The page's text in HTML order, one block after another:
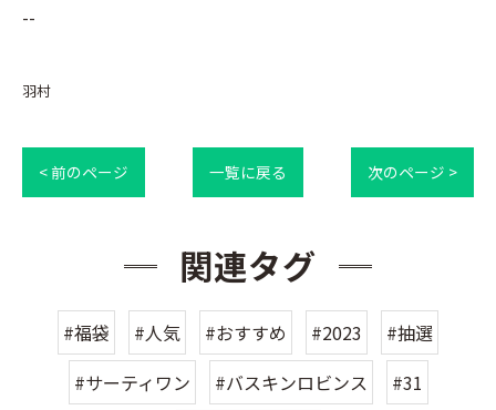
--
羽村
< 前のページ 一覧に戻る 次のページ >
関連タグ
#福袋 #人気 #おすすめ #2023
#抽選
#サーティワン
#バスキンロビンス
#31